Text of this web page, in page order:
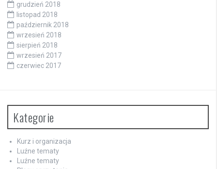
grudzień 2018
listopad 2018
październik 2018
wrzesień 2018
sierpień 2018
wrzesień 2017
czerwiec 2017
Kategorie
Kurz i organizacja
Luźne tematy
Luźne tematy